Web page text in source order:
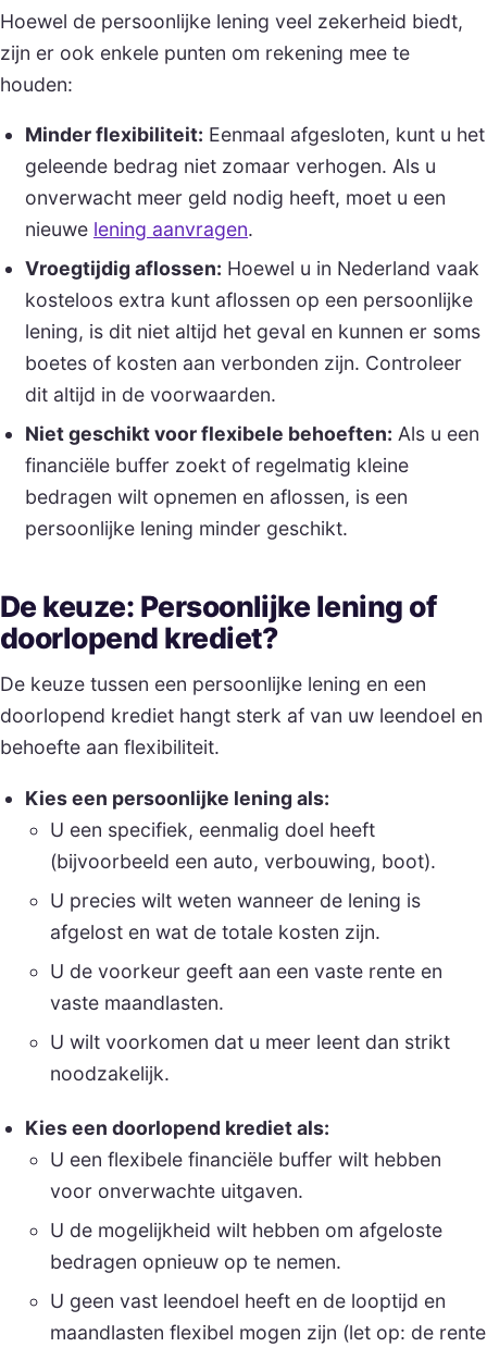
Hoewel de persoonlijke lening veel zekerheid biedt,
zijn er ook enkele punten om rekening mee te
houden:
Minder flexibiliteit: Eenmaal afgesloten, kunt u het
geleende bedrag niet zomaar verhogen. Als u
onverwacht meer geld nodig heeft, moet u een
nieuwe lening aanvragen.
Vroegtijdig aflossen: Hoewel u in Nederland vaak
kosteloos extra kunt aflossen op een persoonlijke
lening, is dit niet altijd het geval en kunnen er soms
boetes of kosten aan verbonden zijn. Controleer
dit altijd in de voorwaarden.
Niet geschikt voor flexibele behoeften: Als u een
financiële buffer zoekt of regelmatig kleine
bedragen wilt opnemen en aflossen, is een
persoonlijke lening minder geschikt.
De keuze: Persoonlijke lening of
doorlopend krediet?
De keuze tussen een persoonlijke lening en een
doorlopend krediet hangt sterk af van uw leendoel en
behoefte aan flexibiliteit.
Kies een persoonlijke lening als:
U een specifiek, eenmalig doel heeft
(bijvoorbeeld een auto, verbouwing, boot).
U precies wilt weten wanneer de lening is
afgelost en wat de totale kosten zijn.
U de voorkeur geeft aan een vaste rente en
vaste maandlasten.
U wilt voorkomen dat u meer leent dan strikt
noodzakelijk.
Kies een doorlopend krediet als:
U een flexibele financiële buffer wilt hebben
voor onverwachte uitgaven.
U de mogelijkheid wilt hebben om afgeloste
bedragen opnieuw op te nemen.
U geen vast leendoel heeft en de looptijd en
maandlasten flexibel mogen zijn (let op: de rente